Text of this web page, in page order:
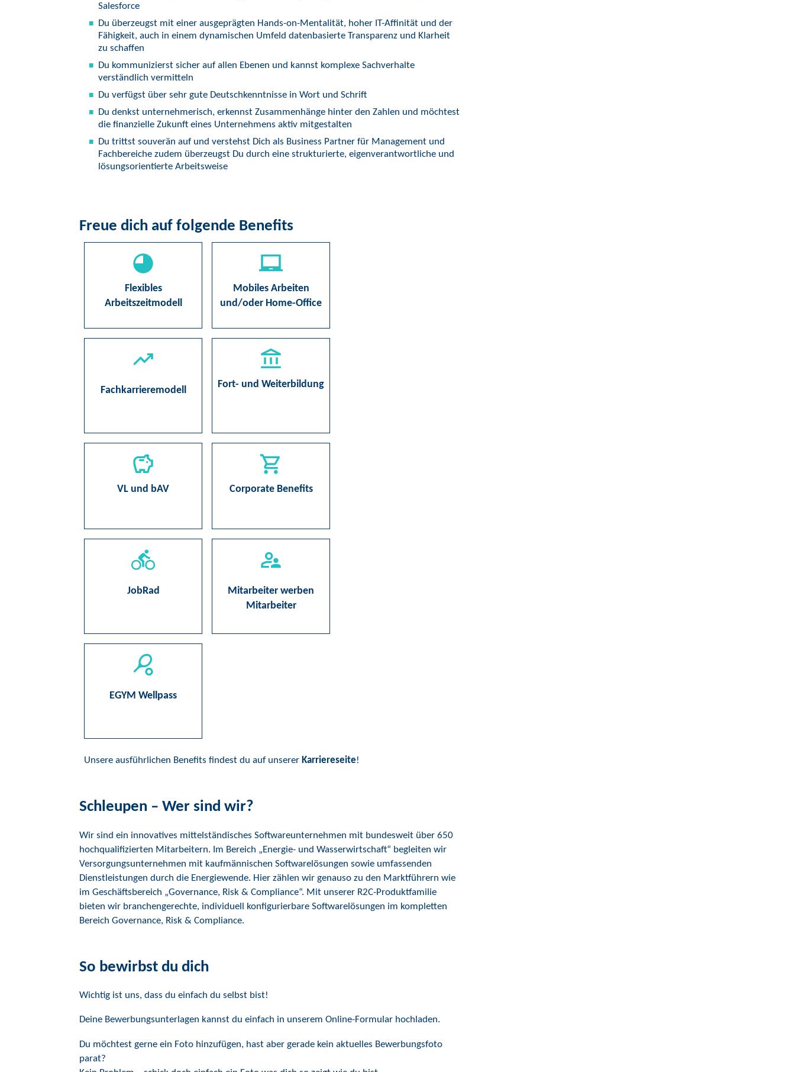
Salesforce
Du überzeugst mit einer ausgeprägten Hands-on-Mentalität, hoher IT-Affinität und der
Fähigkeit, auch in einem dynamischen Umfeld datenbasierte Transparenz und Klarheit
zu schaffen
Du kommunizierst sicher auf allen Ebenen und kannst komplexe Sachverhalte
verständlich vermitteln
Du verfügst über sehr gute Deutschkenntnisse in Wort und Schrift
Du denkst unternehmerisch, erkennst Zusammenhänge hinter den Zahlen und möchtest
die finanzielle Zukunft eines Unternehmens aktiv mitgestalten
Du trittst souverän auf und verstehst Dich als Business Partner für Management und
Fachbereiche zudem überzeugst Du durch eine strukturierte, eigenverantwortliche und
lösungsorientierte Arbeitsweise
Freue dich auf folgende Benefits
Flexibles
Arbeitszeitmodell
Mobiles Arbeiten
und/oder Home-Office
Fachkarrieremodell
Fort- und Weiterbildung
VL und bAV Corporate Benefits
JobRad
Mitarbeiter werben
Mitarbeiter
EGYM Wellpass
Unsere ausführlichen Benefits findest du auf unserer Karriereseite!
Schleupen – Wer sind wir?
Wir sind ein innovatives mittelständisches Softwareunternehmen mit bundesweit über 650
hochqualifizierten Mitarbeitern. Im Bereich „Energie- und Wasserwirtschaft“ begleiten wir
Versorgungsunternehmen mit kaufmännischen Softwarelösungen sowie umfassenden
Dienstleistungen durch die Energiewende. Hier zählen wir genauso zu den Marktführern wie
im Geschäftsbereich „Governance, Risk & Compliance“. Mit unserer R2C-Produktfamilie
bieten wir branchengerechte, individuell konfigurierbare Softwarelösungen im kompletten
Bereich Governance, Risk & Compliance.
So bewirbst du dich
Wichtig ist uns, dass du einfach du selbst bist!
Deine Bewerbungsunterlagen kannst du einfach in unserem Online-Formular hochladen.
Du möchtest gerne ein Foto hinzufügen, hast aber gerade kein aktuelles Bewerbungsfoto
parat?